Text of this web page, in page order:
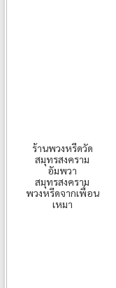
ร้านพวงหรีดวัด
สมุทรสงคราม
อัมพวา
สมุทรสงคราม
พวงหรีดจากเพื่อน
เหมา